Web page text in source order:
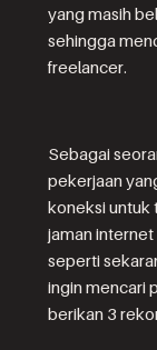
yang masih
sehingga
freelancer.
Sebagai
pekerjaan
koneksi untuk
jaman
seperti
ingin mencari
berikan 3